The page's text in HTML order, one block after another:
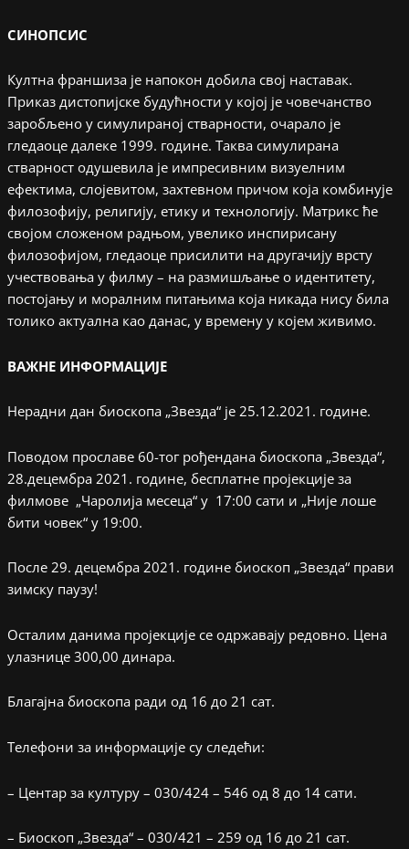
СИНОПСИС
Култна франшиза је напокон добила свој наставак.
Приказ дистопијске будућности у којој је човечанство
заробљено у симулираној стварности, очарало је
гледаоце далеке 1999. године. Таква симулирана
стварност одушевила је импресивним визуелним
ефектима, слојевитом, захтевном причом која комбинује
филозофију, религију, етику и технологију. Матрикс ће
својом сложеном радњом, увелико инспирисану
филозофијом, гледаоце присилити на другачију врсту
учествовања у филму – на размишљање о идентитету,
постојању и моралним питањима која никада нису била
толико актуална као данас, у времену у којем живимо.
ВАЖНЕ ИНФОРМАЦИЈЕ
Нерадни дан биоскопа „Звезда“ је 25.12.2021. године.
Поводом прославе 60-тог рођендана биоскопа „Звезда“,
28.децембра 2021. године, бесплатне пројекције за
филмове „Чаролија месеца“ у 17:00 сати и „Није лоше
бити човек“ у 19:00.
После 29. децембра 2021. године биоскоп „Звезда“ прави
зимску паузу!
Осталим данима пројекције се одржавају редовно. Цена
улазнице 300,00 динара.
Благајна биоскопа ради од 16 до 21 сат.
Телефони за информације су следећи:
– Центар за културу – 030/424 – 546 од 8 до 14 сати.
– Биоскоп „Звезда“ – 030/421 – 259 од 16 до 21 сат.